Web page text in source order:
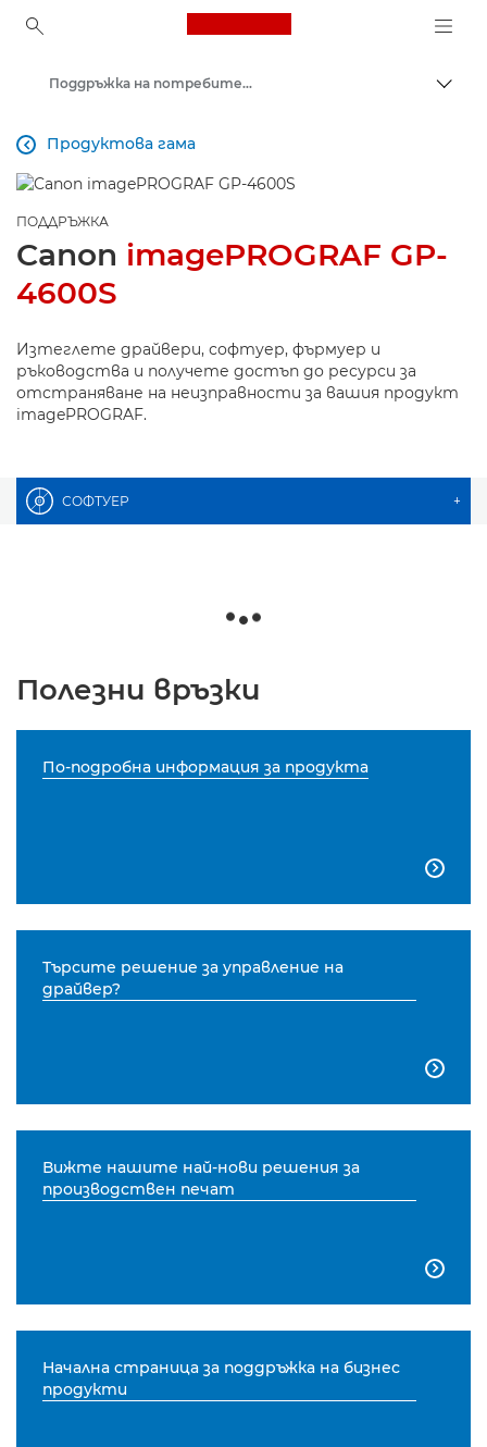
Canon Logo, back to
Поддръжка на потребителски продукти
Продуктова гама

ПОДДРЪЖКА
Canon imagePROGRAF GP-
4600S
Изтеглете драйвери, софтуер, фърмуер и
ръководства и получете достъп до ресурси за
отстраняване на неизправности за вашия продукт
imagePROGRAF.
СОФТУЕР +
Полезни връзки
По-подробна информация за продукта

Търсите решение за управление на
драйвер?

Вижте нашите най-нови решения за
производствен печат

Начална страница за поддръжка на бизнес
продукти